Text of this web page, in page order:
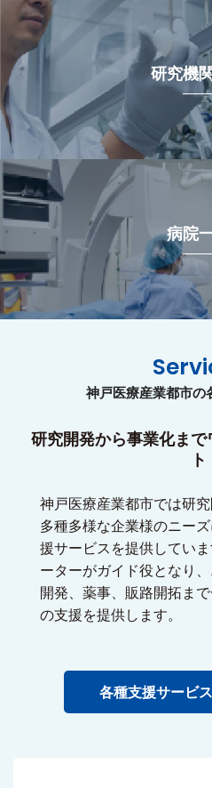
研究機
病院
神戸医療産業都市の
研究開発から事業化ま
ト
神戸医療産業都市では研究
多種多様な企業様のニー
援サービスを提供してい
ーターがガイド役となり
開発、薬事、販路開拓ま
の支援を提供します。
各種支援サービ